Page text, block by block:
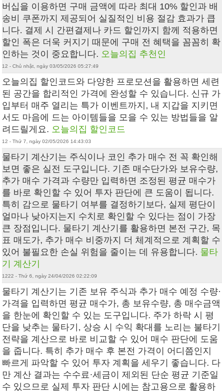
버십을 이용하면 구매 금액에 따라 최대 10% 할인과 배
송비 쿠폰까지 제공되어 실질적인 비용 절감 효과가 큽
니다. 결제 시 간편결제나 카드 할인까지 함께 적용하면
할인 폭은 더욱 커지기 때문에 구매 전 혜택을 꼼꼼히 확
인하는 것이 중요합니다. 오늘의집 추천인
12 - Chủ nhật, ngày 03/05/2026 05:27:49
오늘의집 할인코드 와 다양한 프로모션을 활용하면 세련
된 공간을 합리적인 가격에 완성할 수 있습니다. 신규 가
입부터 매주 열리는 특가 이벤트까지, 내 지갑을 지키면
서도 마음에 드는 아이템들을 모을 수 있는 방법들을 알
려드릴게요. 오늘의집 할인코드
12 - Thứ 7, ngày 02/05/2026 14:43:03
물타기 계산기는 주식이나 코인 추가 매수 전 꼭 확인해
보면 좋은 실전 도구입니다. 기존 매수단가와 보유수량,
추가 매수 가격과 수량만 입력하면 조정된 평균 매수가
를 바로 확인할 수 있어 투자 판단에 큰 도움이 됩니다.
특히 감으로 물타기 여부를 결정하기보다, 실제 평단이
얼마나 낮아지는지 수치로 확인할 수 있다는 점이 가장
큰 장점입니다. 물타기 계산기를 활용하면 본전 구간, 목
표 매도가, 추가 매수 비중까지 더 체계적으로 계획할 수
있어 불필요한 손실 위험을 줄이는 데 유용합니다. 물타
기 계산기
1222 - Thứ 6, ngày 24/04/2026 02:22:09
물타기 계산기 는 기존 보유 주식과 추가 매수 예정 수량·
가격을 입력하면 평균 매수가, 총 보유수량, 총 매수금액
을 한눈에 확인할 수 있는 도구입니다. 주가 하락 시 평
단을 낮추는 물타기, 상승 시 수익 확대를 노리는 불타기
전략을 계산으로 바로 비교할 수 있어 매수 판단에 도움
을 줍니다. 특히 추가 매수 후 본전 가격이 어디쯤인지
빠르게 파악할 수 있어 투자 계획을 세우기 좋습니다. 다
만 계산 결과는 수수료·세금이 제외된 단순 평균 기준일
수 있으므로 실제 투자 판단 시에는 참고용으로 활용하